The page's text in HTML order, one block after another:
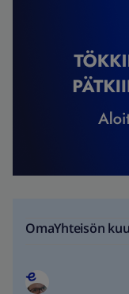
OmaYhteisön